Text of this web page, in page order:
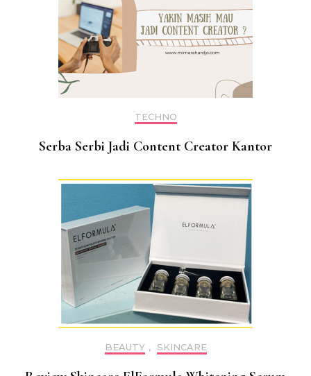
TECHNO
Serba Serbi Jadi Content Creator Kantor
BEAUTY , SKINCARE